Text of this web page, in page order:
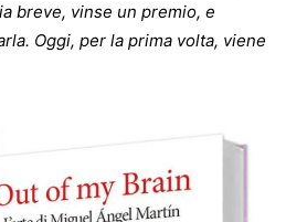
breve, vinse un premio, e
Oggi, per la prima volta, viene